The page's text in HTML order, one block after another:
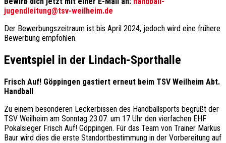
jugendleitung@tsv-weilheim.de
Der Bewerbungszeitraum ist bis April 2024, jedoch wird eine frühere
Bewerbung empfohlen.
Eventspiel in der Lindach-Sporthalle
Frisch Auf! Göppingen gastiert erneut beim TSV Weilheim Abt.
Handball
Zu einem besonderen Leckerbissen des Handballsports begrüßt der
TSV Weilheim am Sonntag 23.07. um 17 Uhr den vierfachen EHF
Pokalsieger Frisch Auf! Göppingen. Für das Team von Trainer Markus
Baur wird dies die erste Standortbestimmung in der Vorbereitung auf